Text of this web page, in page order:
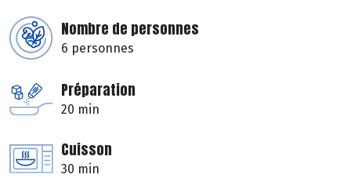
Nombre de personnes
6 personnes
Préparation
20 min
Cuisson
30 min